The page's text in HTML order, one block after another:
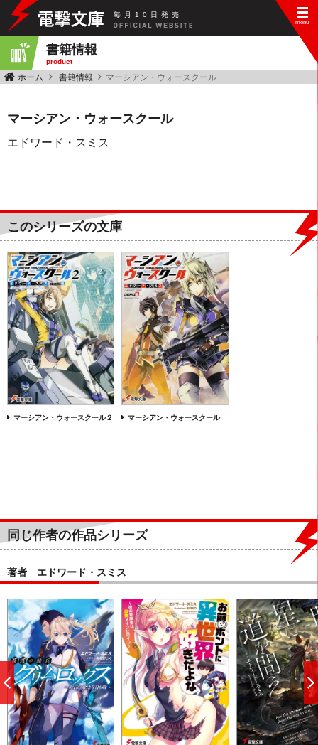
毎 月 10 日 発 売
書籍情報
product
ホーム 書籍情報 マーシアン・ウォースクール
マーシアン・ウォースクール
エドワード・スミス
このシリーズの文庫
マーシアン・ウォースクール２ マーシアン・ウォースクール
同じ作者の作品シリーズ
著者 エドワード・スミス
前
へ